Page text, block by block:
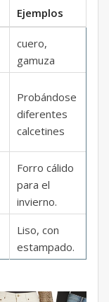
Ejemplos
cuero,
gamuza
Probándose
diferentes
calcetines
Forro cálido
para el
invierno.
Liso, con
estampado.